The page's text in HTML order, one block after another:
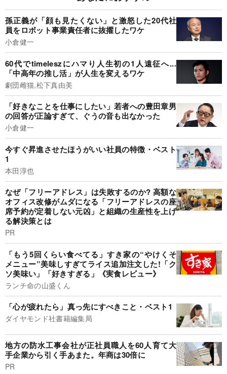
孫正義が「顔も見たくない」と激怒した20代社
員をロボット事業責任者に抜擢したワケ
小倉健一
60代でtimeleszにハマり人生初の1人遠征へ...
「中高年の推し活」が人生を変えるワケ
劇団雌猫,松下真由美
「好きなことを仕事にしたい」若者への豊田章男
の回答が正論すぎて、ぐうの音も出なかった
小倉健一
今すぐ昇進させたほうがいい社員の特徴・ベスト
1
本田淳也
なぜ「フリーアドレス」は失敗するのか? 高額な
オフィス改修がムダになる「フリーアドレスの座
席予約が定着しない元凶」と組織の生産性を上げ
る解決策とは
PR
「もう5回くらい食べてる」すき家の“やけくそ
メニュー”美味しすぎてライス追加注文した!「ク
ソ美味い」「好きすぎる」《実食レビュー》
ランチ命の山盛くん
「心が疲れたら」真っ先にすべきこと・ベスト1
ダイヤモンド社書籍編集局
地方の防水工事会社が正社員職人を60人育て大
手企業から引く手あまた。年商は30倍に
PR